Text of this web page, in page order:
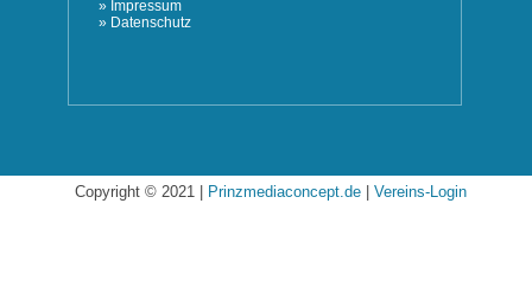
» Impressum
» Datenschutz
Copyright © 2021 | Prinzmediaconcept.de Vereins-Login